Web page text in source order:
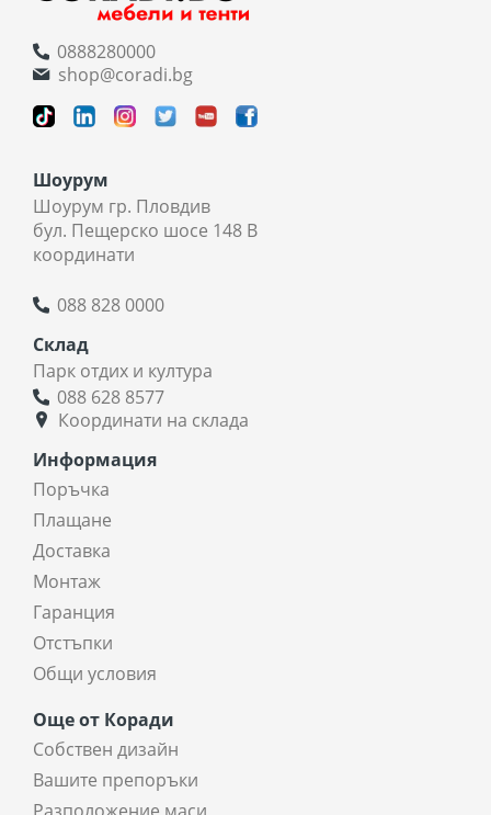
0888280000
shop@coradi.bg
Шоурум
Шоурум гр. Пловдив
бул. Пещерско шосе 148 В
координати
088 828 0000
Склад
Парк отдих и култура
088 628 8577
Координати на склада
Информация
Поръчка
Плащане
Доставка
Монтаж
Гаранция
Отстъпки
Общи условия
Още от Коради
Собствен дизайн
Вашите препоръки